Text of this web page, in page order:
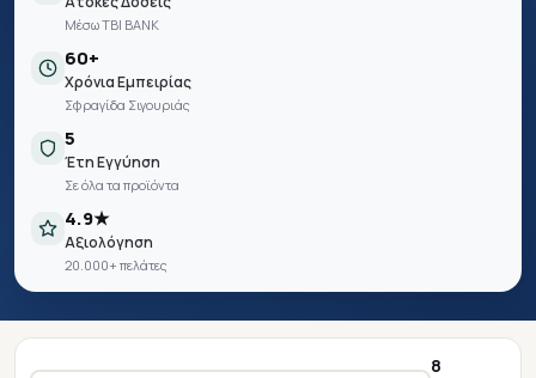
Μέσω TBI BANK
60+
Χρόνια Εμπειρίας
Σφραγίδα Σιγουριάς
5
Έτη Εγγύηση
Σε όλα τα προϊόντα
4.9★
Αξιολόγηση
20.000+ πελάτες
8